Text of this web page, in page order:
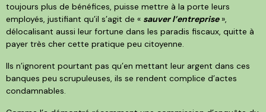
toujours plus de bénéfices, puisse mettre à la porte leurs
employés, justifiant qu’il s’agit de « sauver l’entreprise»,
délocalisant aussi leur fortune dans les paradis fiscaux, quitte à
payer très cher cette pratique peu citoyenne.
Ils n’ignorent pourtant pas qu’en mettant leur argent dans ces
banques peu scrupuleuses, ils se rendent complice d’actes
condamnables.